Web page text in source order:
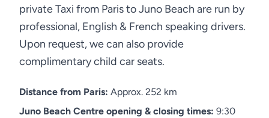
private Taxi from Paris to Juno Beach are run by
professional, English & French speaking drivers.
Upon request, we can also provide
complimentary child car seats.
Distance from Paris: Approx. 252 km
Juno Beach Centre opening & closing times: 9:30